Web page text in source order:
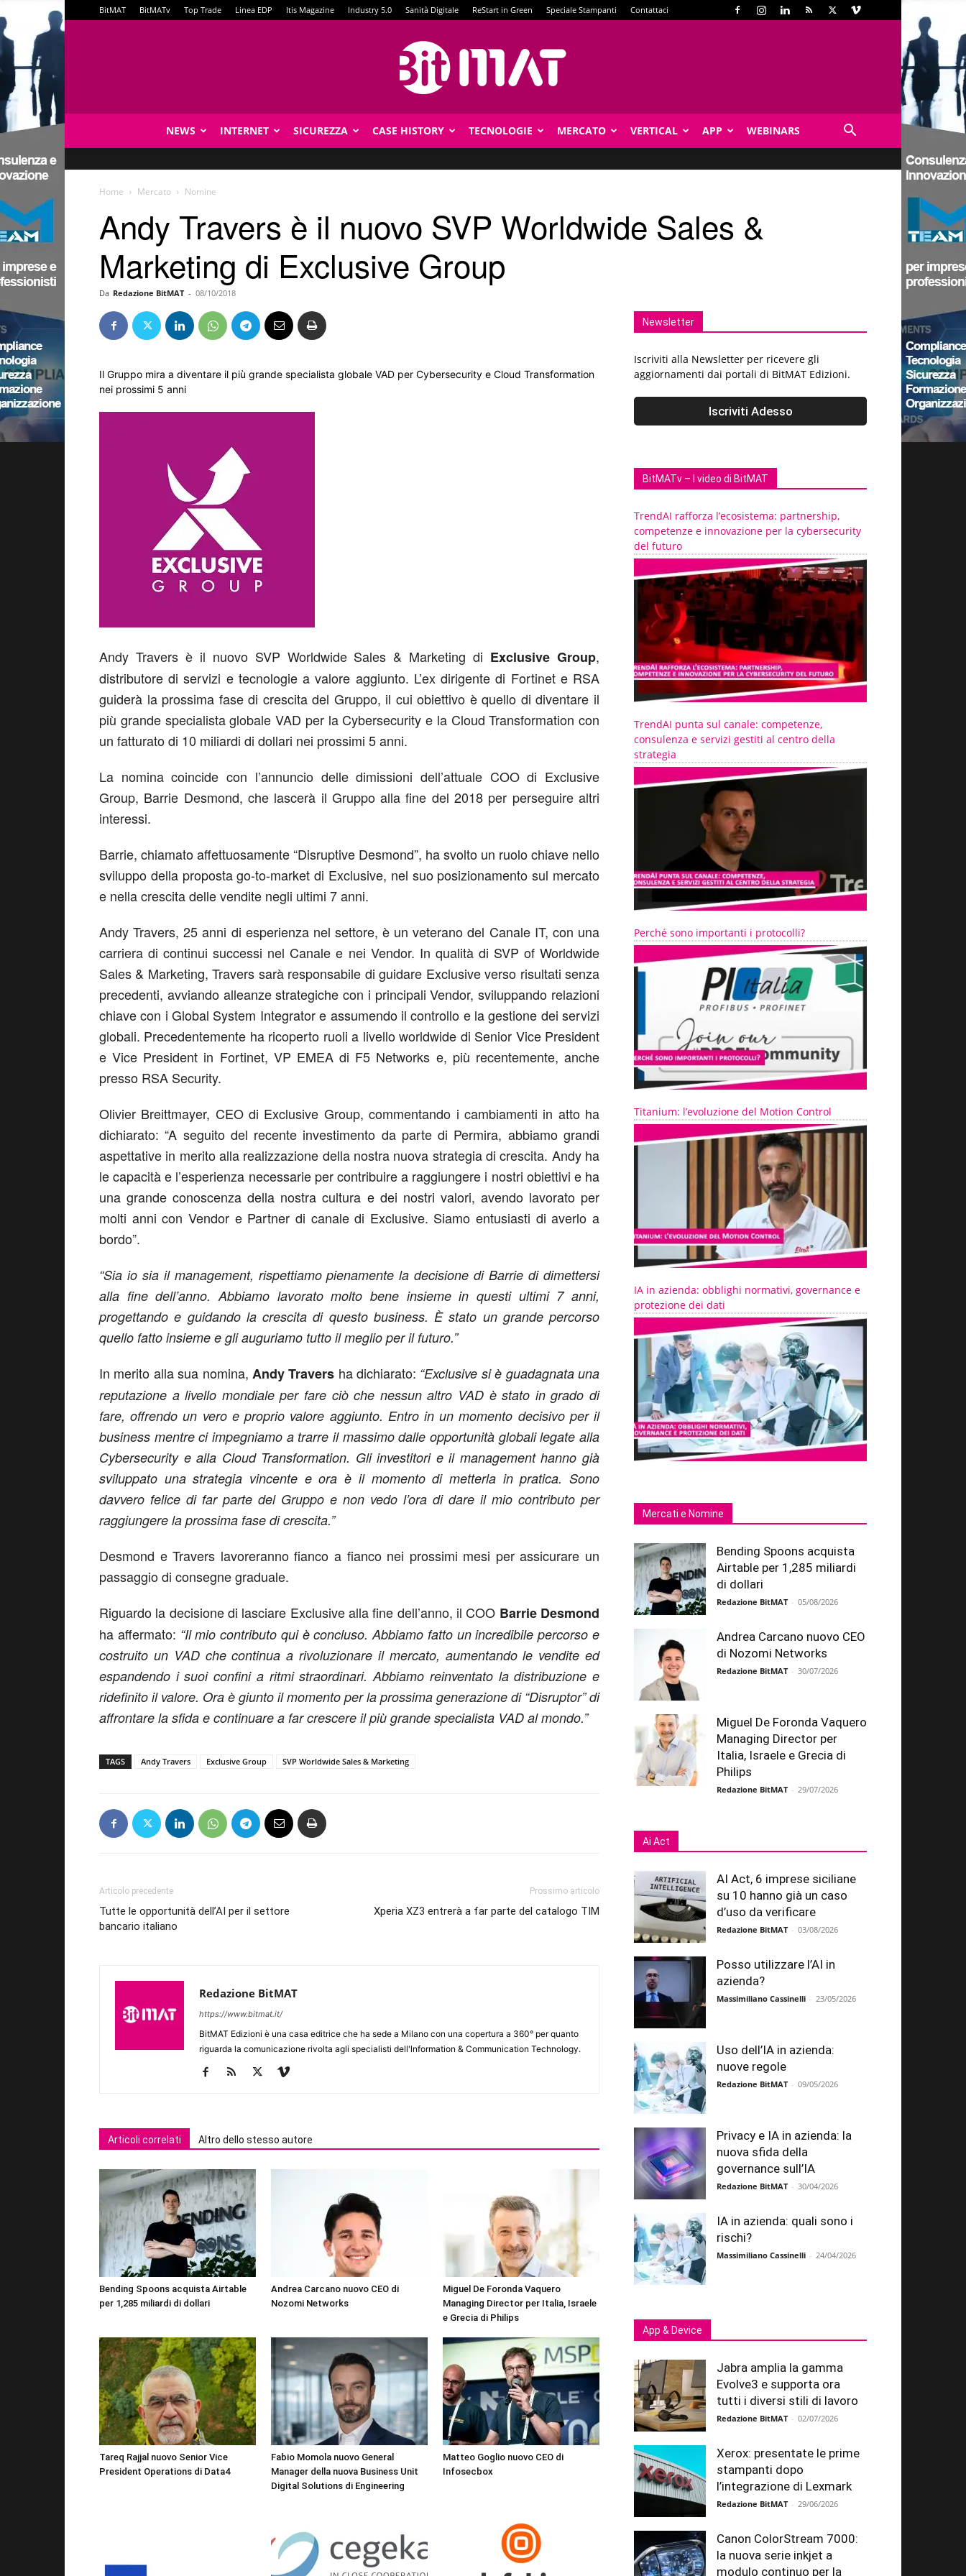
BitMAT BitMATv Top Trade Linea EDP Itis Magazine Industry 5.0 Sanità Digitale ReStart in Green Speciale Stampanti Contattaci
NEWS INTERNET SICUREZZA CASE HISTORY TECNOLOGIE MERCATO VERTICAL APP WEBINARS
Home Mercato Nomine
Andy Travers è il nuovo SVP Worldwide Sales &
Marketing di Exclusive Group
Da Redazione BitMAT - 08/10/2018
Il Gruppo mira a diventare il più grande specialista globale VAD per Cybersecurity e Cloud Transformation
nei prossimi 5 anni
Andy Travers è il nuovo SVP Worldwide Sales & Marketing di Exclusive Group,
distributore di servizi e tecnologie a valore aggiunto. L’ex dirigente di Fortinet e RSA
guiderà la prossima fase di crescita del Gruppo, il cui obiettivo è quello di diventare il
più grande specialista globale VAD per la Cybersecurity e la Cloud Transformation con
un fatturato di 10 miliardi di dollari nei prossimi 5 anni.
La nomina coincide con l’annuncio delle dimissioni dell’attuale COO di Exclusive
Group, Barrie Desmond, che lascerà il Gruppo alla fine del 2018 per perseguire altri
interessi.
Barrie, chiamato affettuosamente “Disruptive Desmond”, ha svolto un ruolo chiave nello
sviluppo della proposta go-to-market di Exclusive, nel suo posizionamento sul mercato
e nella crescita delle vendite negli ultimi 7 anni.
Andy Travers, 25 anni di esperienza nel settore, è un veterano del Canale IT, con una
carriera di continui successi nel Canale e nei Vendor. In qualità di SVP of Worldwide
Sales & Marketing, Travers sarà responsabile di guidare Exclusive verso risultati senza
precedenti, avviando alleanze strategiche con i principali Vendor, sviluppando relazioni
chiave con i Global System Integrator e assumendo il controllo e la gestione dei servizi
globali. Precedentemente ha ricoperto ruoli a livello worldwide di Senior Vice President
e Vice President in Fortinet, VP EMEA di F5 Networks e, più recentemente, anche
presso RSA Security.
Olivier Breittmayer, CEO di Exclusive Group, commentando i cambiamenti in atto ha
dichiarato: “A seguito del recente investimento da parte di Permira, abbiamo grandi
aspettative in merito alla realizzazione della nostra nuova strategia di crescita. Andy ha
le capacità e l’esperienza necessarie per contribuire a raggiungere i nostri obiettivi e ha
una grande conoscenza della nostra cultura e dei nostri valori, avendo lavorato per
molti anni con Vendor e Partner di canale di Exclusive. Siamo entusiasti di averlo a
bordo”.
“Sia io sia il management, rispettiamo pienamente la decisione di Barrie di dimettersi
alla fine dell’anno. Abbiamo lavorato molto bene insieme in questi ultimi 7 anni,
progettando e guidando la crescita di questo business. È stato un grande percorso
quello fatto insieme e gli auguriamo tutto il meglio per il futuro.”
In merito alla sua nomina, Andy Travers ha dichiarato: “Exclusive si è guadagnata una
reputazione a livello mondiale per fare ciò che nessun altro VAD è stato in grado di
fare, offrendo un vero e proprio valore aggiunto. Entro in un momento decisivo per il
business mentre ci impegniamo a trarre il massimo dalle opportunità globali legate alla
Cybersecurity e alla Cloud Transformation. Gli investitori e il management hanno già
sviluppato una strategia vincente e ora è il momento di metterla in pratica. Sono
davvero felice di far parte del Gruppo e non vedo l’ora di dare il mio contributo per
raggiungere la prossima fase di crescita.”
Desmond e Travers lavoreranno fianco a fianco nei prossimi mesi per assicurare un
passaggio di consegne graduale.
Riguardo la decisione di lasciare Exclusive alla fine dell’anno, il COO Barrie Desmond
ha affermato: “Il mio contributo qui è concluso. Abbiamo fatto un incredibile percorso e
costruito un VAD che continua a rivoluzionare il mercato, aumentando le vendite ed
espandendo i suoi confini a ritmi straordinari. Abbiamo reinventato la distribuzione e
ridefinito il valore. Ora è giunto il momento per la prossima generazione di “Disruptor” di
affrontare la sfida e continuare a far crescere il più grande specialista VAD al mondo.”
TAGS Andy Travers Exclusive Group SVP Worldwide Sales & Marketing
Articolo precedente
Tutte le opportunità dell’AI per il settore
bancario italiano
Prossimo articolo
Xperia XZ3 entrerà a far parte del catalogo TIM
Redazione BitMAT
https://www.bitmat.it/
BitMAT Edizioni è una casa editrice che ha sede a Milano con una copertura a 360° per quanto
riguarda la comunicazione rivolta agli specialisti dell'lnformation & Communication Technology.
Articoli correlati Altro dello stesso autore
Bending Spoons acquista Airtable
per 1,285 miliardi di dollari
Andrea Carcano nuovo CEO di
Nozomi Networks
Miguel De Foronda Vaquero
Managing Director per Italia, Israele
e Grecia di Philips
Tareq Rajjal nuovo Senior Vice
President Operations di Data4
Fabio Momola nuovo General
Manager della nuova Business Unit
Digital Solutions di Engineering
Matteo Goglio nuovo CEO di
Infosecbox
Newsletter
Iscriviti alla Newsletter per ricevere gli
aggiornamenti dai portali di BitMAT Edizioni.
BitMATv – I video di BitMAT
TrendAI rafforza l’ecosistema: partnership,
competenze e innovazione per la cybersecurity
del futuro
TrendAI punta sul canale: competenze,
consulenza e servizi gestiti al centro della
strategia
Perché sono importanti i protocolli?
Titanium: l’evoluzione del Motion Control
IA in azienda: obblighi normativi, governance e
protezione dei dati
Mercati e Nomine
Bending Spoons acquista
Airtable per 1,285 miliardi
di dollari
Redazione BitMAT - 05/08/2026
Andrea Carcano nuovo CEO
di Nozomi Networks
Redazione BitMAT - 30/07/2026
Miguel De Foronda Vaquero
Managing Director per
Italia, Israele e Grecia di
Philips
Redazione BitMAT - 29/07/2026
Ai Act
AI Act, 6 imprese siciliane
su 10 hanno già un caso
d’uso da verificare
Redazione BitMAT - 03/08/2026
Posso utilizzare l’AI in
azienda?
Massimiliano Cassinelli - 23/05/2026
Uso dell’IA in azienda:
nuove regole
Redazione BitMAT - 09/05/2026
Privacy e IA in azienda: la
nuova sfida della
governance sull’IA
Redazione BitMAT - 30/04/2026
IA in azienda: quali sono i
rischi?
Massimiliano Cassinelli - 24/04/2026
App & Device
Jabra amplia la gamma
Evolve3 e supporta ora
tutti i diversi stili di lavoro
Redazione BitMAT - 02/07/2026
Xerox: presentate le prime
stampanti dopo
l’integrazione di Lexmark
Redazione BitMAT - 29/06/2026
Canon ColorStream 7000:
la nuova serie inkjet a
modulo continuo per la